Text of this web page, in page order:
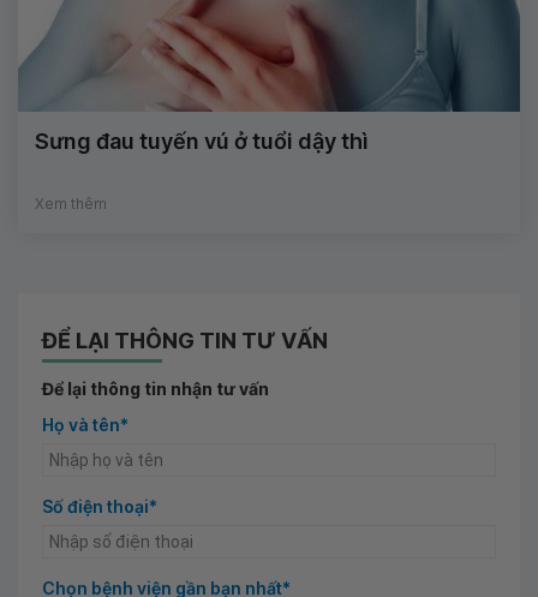
Sưng đau tuyến vú ở tuổi dậy thì
Xem thêm
ĐỂ LẠI THÔNG TIN TƯ VẤN
Để lại thông tin nhận tư vấn
Họ và tên*
Số điện thoại*
Chọn bệnh viện gần bạn nhất*